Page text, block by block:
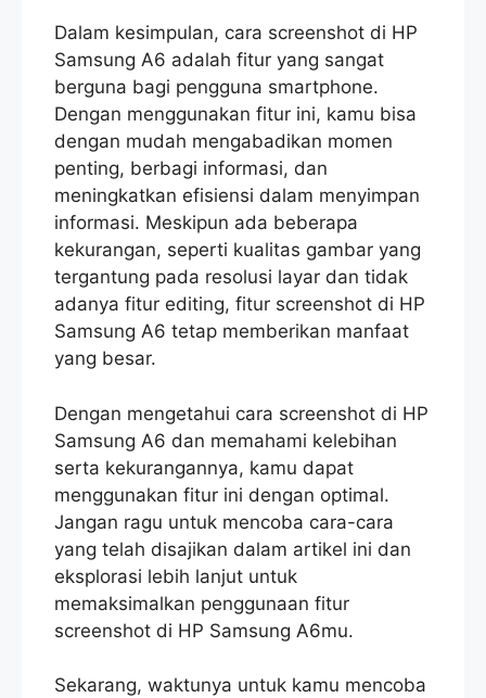
Dalam kesimpulan, cara screenshot di HP
Samsung A6 adalah fitur yang sangat
berguna bagi pengguna smartphone.
Dengan menggunakan fitur ini, kamu bisa
dengan mudah mengabadikan momen
penting, berbagi informasi, dan
meningkatkan efisiensi dalam menyimpan
informasi. Meskipun ada beberapa
kekurangan, seperti kualitas gambar yang
tergantung pada resolusi layar dan tidak
adanya fitur editing, fitur screenshot di HP
Samsung A6 tetap memberikan manfaat
yang besar.
Dengan mengetahui cara screenshot di HP
Samsung A6 dan memahami kelebihan
serta kekurangannya, kamu dapat
menggunakan fitur ini dengan optimal.
Jangan ragu untuk mencoba cara-cara
yang telah disajikan dalam artikel ini dan
eksplorasi lebih lanjut untuk
memaksimalkan penggunaan fitur
screenshot di HP Samsung A6mu.
Sekarang, waktunya untuk kamu mencoba